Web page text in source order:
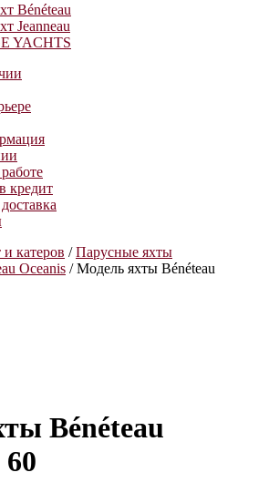
Bénéteau
Jeanneau
YACHTS
кредит
катеров /Парусные яхты
Oceanis / Модель яхты Bénéteau
Bénéteau